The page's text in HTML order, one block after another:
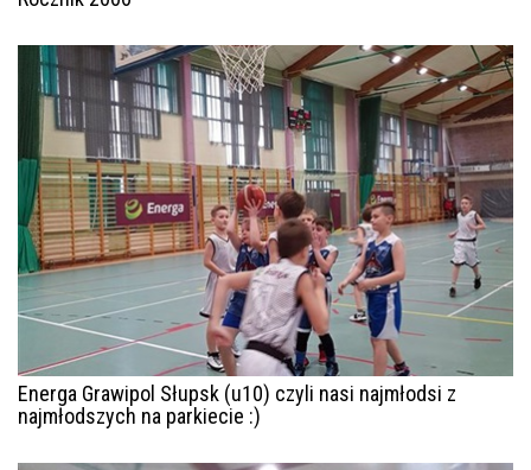
Energa Grawipol Słupsk (u10) czyli nasi najmłodsi z
najmłodszych na parkiecie :)